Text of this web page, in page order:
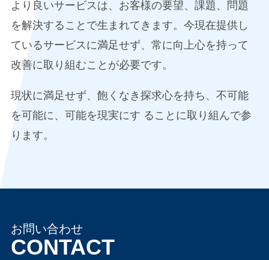
より良いサービスは、お客様の要望、課題、問題
を解決することで生まれてきます。今現在提供し
ているサービスに満足せず、常に向上心を持って
改善に取り組むことが必要です。
現状に満足せず、飽くなき探求心を持ち、不可能
を可能に、可能を現実にす ることに取り組んで参
ります。
お問い合わせ
CONTACT